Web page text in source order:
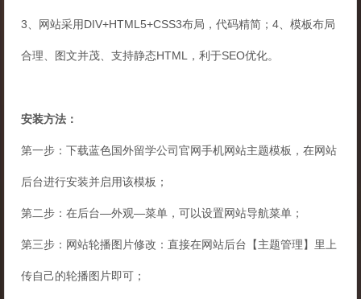
3、网站采用DIV+HTML5+CSS3布局，代码精简；4、模板布局
合理、图文并茂、支持静态HTML，利于SEO优化。
安装方法：
第一步：下载蓝色国外留学公司官网手机网站主题模板，在网站
后台进行安装并启用该模板；
第二步：在后台—外观—菜单，可以设置网站导航菜单；
第三步：网站轮播图片修改：直接在网站后台【主题管理】里上
传自己的轮播图片即可；